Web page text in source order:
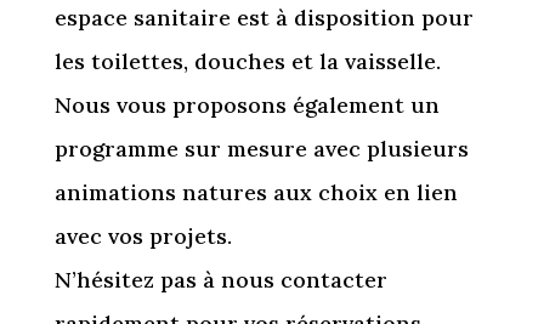
espace sanitaire est à disposition pour
les toilettes, douches et la vaisselle.
Nous vous proposons également un
programme sur mesure avec plusieurs
animations natures aux choix en lien
avec vos projets.
N’hésitez pas à nous contacter